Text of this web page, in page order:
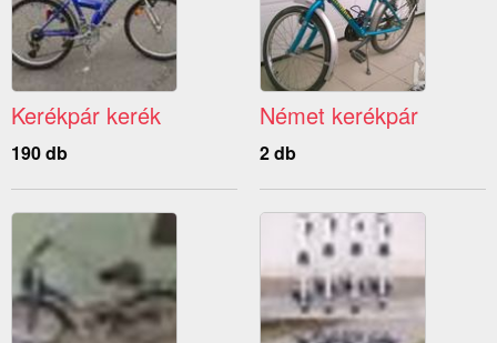
Kerékpár kerék
190 db
Német kerékpár
2 db